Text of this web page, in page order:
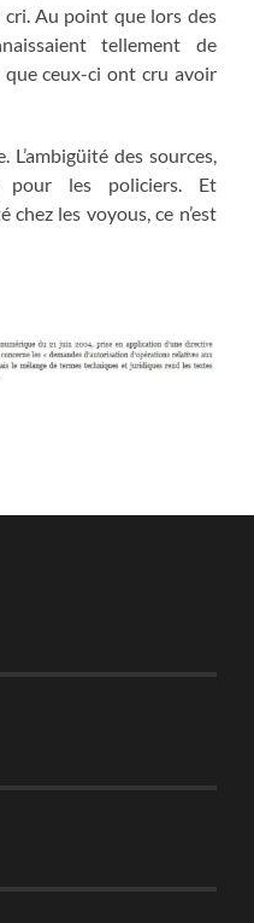
cri. Au point que lors des
tellement de
que ceux-ci ont cru avoir
des sources,
les policiers. Et
chez les voyous, ce n’est